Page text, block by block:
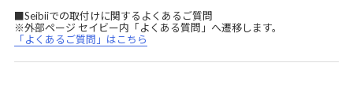
■Seibiiでの取付けに関するよくあるご質問
※外部ページ セイビー内「よくある質問」へ遷移します。
「よくあるご質問」はこちら